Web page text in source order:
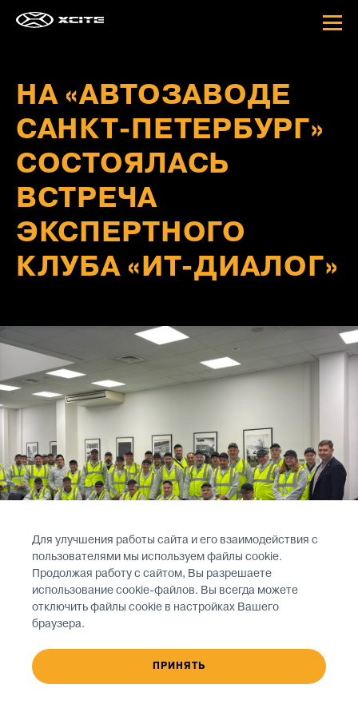
В СПИСОК СРАВНЕНИЯ
автомобилей
В СПИСОК СРАВНЕНИЯ
автомобилей
0 СРАВНИТЬ
автомобилей
0 ИЗБРАННОЕ
НА «АВТОЗАВОДЕ
САНКТ-ПЕТЕРБУРГ»
СОСТОЯЛАСЬ
ВСТРЕЧА
ЭКСПЕРТНОГО
КЛУБА «ИТ-ДИАЛОГ»
15 ноября 2024 года
Для улучшения работы сайта и его взаимодействия с
пользователями мы используем файлы cookie.
Продолжая работу с сайтом, Вы разрешаете
использование cookie-файлов. Вы всегда можете
отключить файлы cookie в настройках Вашего
браузера.
ПРИНЯТЬ